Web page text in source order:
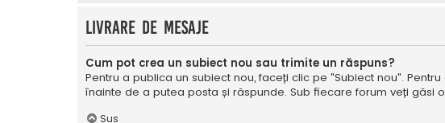
Livrare de mesaje
Cum pot crea un subiect nou sau trimite un răspuns?
Pentru a publica un subiect nou, faceți clic pe "Subiect nou".
înainte de a putea posta și răspunde. Sub fiecare forum veți găsi
Sus